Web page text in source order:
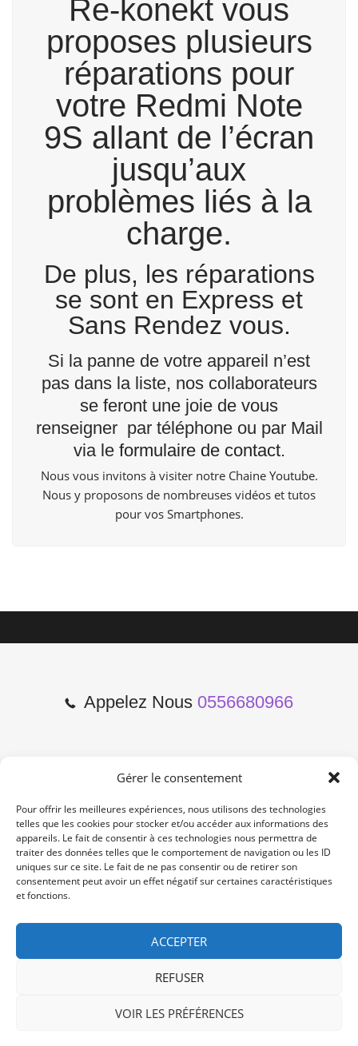
Gérer le consentement
Pour offrir les meilleures expériences, nous utilisons des technologies
telles que les cookies pour stocker et/ou accéder aux informations des
appareils. Le fait de consentir à ces technologies nous permettra de
traiter des données telles que le comportement de navigation ou les ID
uniques sur ce site. Le fait de ne pas consentir ou de retirer son
consentement peut avoir un effet négatif sur certaines caractéristiques
et fonctions.
ACCEPTER
REFUSER
VOIR LES PRÉFÉRENCES
Re-konekt vous
proposes plusieurs
réparations pour
votre Redmi Note
9S allant de l’écran
jusqu’aux
problèmes liés à la
charge.
De plus, les réparations
se sont en Express et
Sans Rendez vous.
Si la panne de votre appareil n’est
pas dans la liste, nos collaborateurs
se feront une joie de vous
renseigner par téléphone ou par Mail
via le formulaire de contact.
Nous vous invitons à visiter notre Chaine Youtube.
Nous y proposons de nombreuses vidéos et tutos
pour vos Smartphones.
Appelez Nous 0556680966
2 Cours de l'Yser 33800
Bordeaux
Lun-Samedi: 10:00 -19:00
Non Stop
/ /